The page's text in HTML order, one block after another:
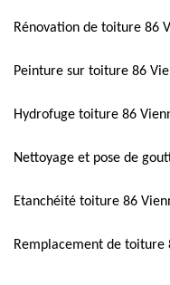
Rénovation de toiture 86
Peinture sur toiture 86
Hydrofuge toiture 86
Nettoyage et pose de
Etanchéité toiture 86
Remplacement de toiture